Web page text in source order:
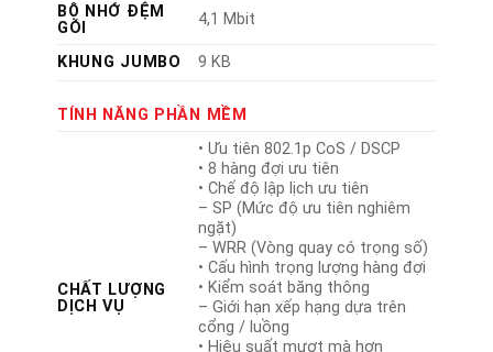
BỘ NHỚ ĐỆM
GÓI
4,1 Mbit
KHUNG JUMBO 9 KB
TÍNH NĂNG PHẦN MỀM
CHẤT LƯỢNG
DỊCH VỤ
• Ưu tiên 802.1p CoS / DSCP
• 8 hàng đợi ưu tiên
• Chế độ lập lịch ưu tiên
– SP (Mức độ ưu tiên nghiêm
ngặt)
– WRR (Vòng quay có trọng số)
• Cấu hình trọng lượng hàng đợi
• Kiểm soát băng thông
– Giới hạn xếp hạng dựa trên
cổng / luồng
• Hiệu suất mượt mà hơn